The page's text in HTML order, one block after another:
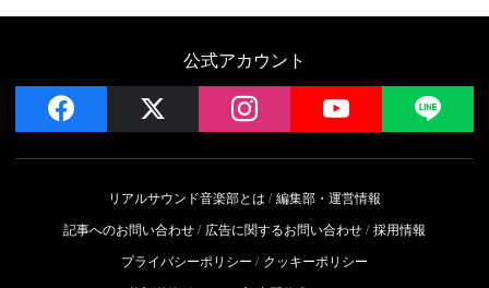
公式アカウント
facebook instagram YouTube
リアルサウンド音楽部とは
編集部・運営情報
記事へのお問い合わせ
広告に関するお問い合わせ 採用情報
プライバシーポリシー
クッキーポリシー